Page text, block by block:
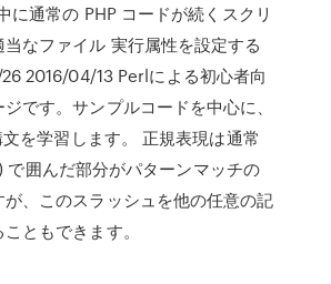
に通常の PHP コードが続くスクリ
なファイル 実行属性を設定する
2016/04/13 Perlによる初心者向
です。サンプルコードを中心に、
を学習します。 正規表現は通常
で囲んだ部分がパターンマッチの
、このスラッシュを他の任意の記
ともできます。